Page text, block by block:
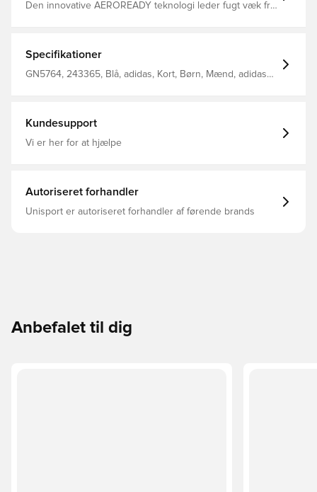
Den innovative AEROREADY teknologi leder fugt væk fra
genanvendt indhold Elastisk ribkant i livet, som kan
strammes til for bedst muligt fit Regular fit Fremstillet i
100% genanvendt polyester.
Specifikationer
GN5764, 243365, Blå, adidas, Kort, Børn, Mænd, adidas
Kundesupport
Vi er her for at hjælpe
Autoriseret forhandler
Unisport er autoriseret forhandler af førende brands
Anbefalet til dig